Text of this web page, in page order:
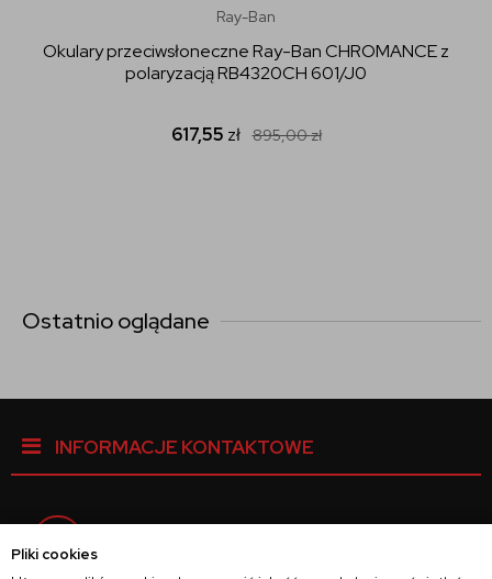
Pliki cookies
Ray-Ban
Okulary przeciwsłoneczne Ray-Ban CHROMANCE z
polaryzacją RB4320CH 601/J0
617,55 zł 895,00zł
Ostatnio oglądane
INFORMACJE KONTAKTOWE